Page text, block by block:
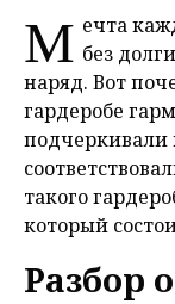
М ечта
без
наряд. Вот
гардеробе
подчеркивали
такого
который
Разбор